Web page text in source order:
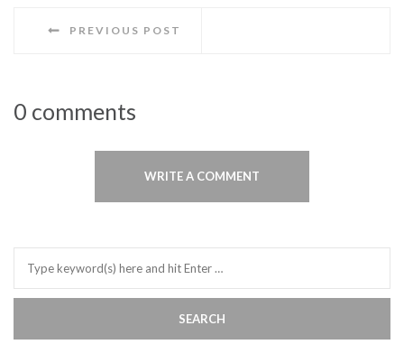
PREVIOUS POST
0 comments
WRITE A COMMENT